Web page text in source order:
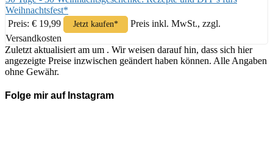
Weihnachtsfest*
Preis: € 19,99
Jetzt kaufen*
Preis inkl. MwSt., zzgl.
Versandkosten
Zuletzt aktualisiert am um . Wir weisen darauf hin, dass sich hier
angezeigte Preise inzwischen geändert haben können. Alle Angaben
ohne Gewähr.
Folge mir auf Instagram